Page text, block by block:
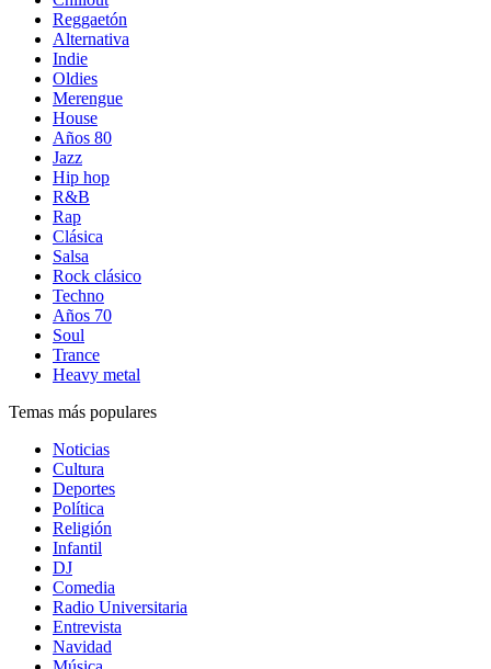
Reggaetón
Alternativa
Indie
Oldies
Merengue
House
Años 80
Jazz
Hip hop
R&B
Rap
Clásica
Salsa
Rock clásico
Techno
Años 70
Soul
Trance
Heavy metal
Temas más populares
Noticias
Cultura
Deportes
Política
Religión
Infantil
DJ
Comedia
Radio Universitaria
Entrevista
Navidad